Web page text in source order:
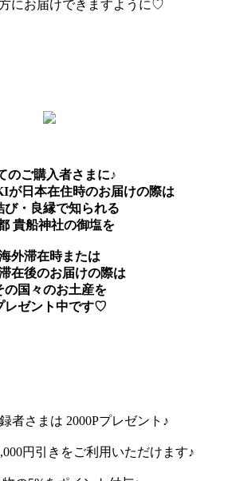
にお届けできますように♡
のご購入者さまに♪
が日本在住時のお届けの際は
び・良縁で知られる
貴船神社の御塩を
外滞在時または
在後のお届けの際は
の国々のお土産を
レゼント中です♡
者さまは 2000Pプレゼント♪
円引きをご利用いただけます♪